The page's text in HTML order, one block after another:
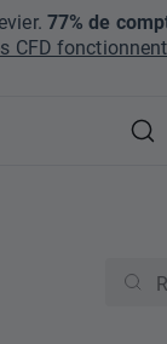
77% de
CFD